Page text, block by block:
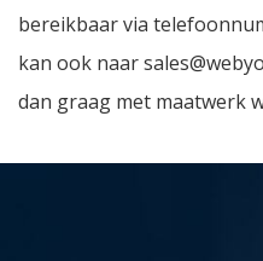
bereikbaar via
kan ook naar
dan graag met maatwerk